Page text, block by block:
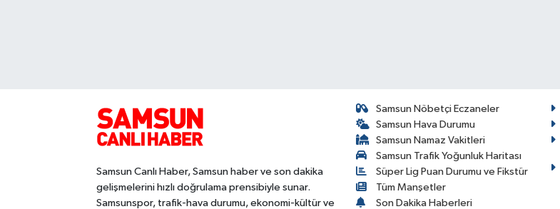
Samsun Canlı Haber, Samsun haber ve son dakika
gelişmelerini hızlı doğrulama prensibiyle sunar.
Samsunspor, trafik-hava durumu, ekonomi-kültür ve
Samsun Nöbetçi Eczaneler
Samsun Hava Durumu
Samsun Namaz Vakitleri
Samsun Trafik Yoğunluk Haritası
Süper Lig Puan Durumu ve Fikstür
Tüm Manşetler
Son Dakika Haberleri